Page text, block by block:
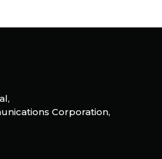
Corporation,